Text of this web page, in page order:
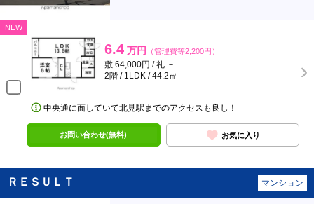
NEW
6.4 万円 （管理費等2,200円）
敷 64,000円 / 礼 －
2階 / 1LDK / 44.2㎡
中央通に面していて北見駅までのアクセスも良し！
お問い合わせ(無料) お気に入り
ＲＥＳＵＬＴ マンション